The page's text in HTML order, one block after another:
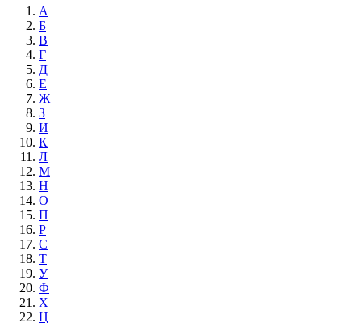
А
Б
В
Г
Д
Е
Ж
З
И
К
Л
М
Н
О
П
Р
С
Т
У
Ф
Х
Ц